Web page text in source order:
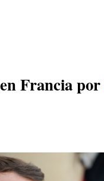
Francia por